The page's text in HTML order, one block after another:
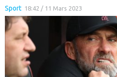
Sport 18:42 / 11 Mars 2023